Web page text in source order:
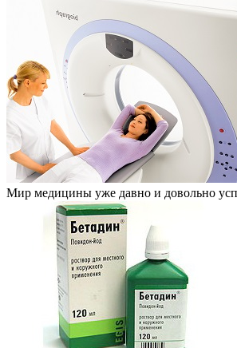
Мир медицины уже давно и довольно